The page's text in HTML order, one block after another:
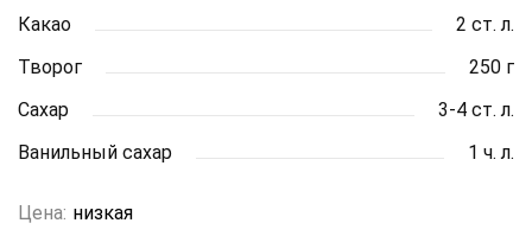
Какао
2 ст. л.
Творог
250 г
Сахар
3-4 ст. л.
Ванильный сахар
1 ч. л.
Цена: низкая